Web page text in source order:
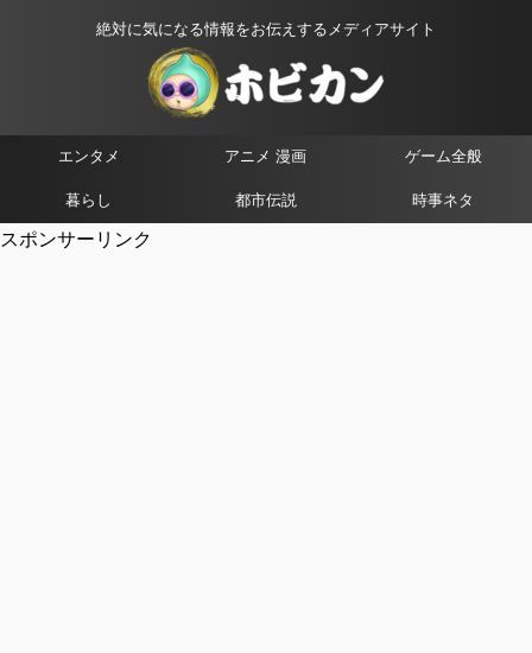
絶対に気になる情報をお伝えするメディアサイト
エンタメ アニメ 漫画 ゲーム全般
暮らし 都市伝説 時事ネタ
スポンサーリンク